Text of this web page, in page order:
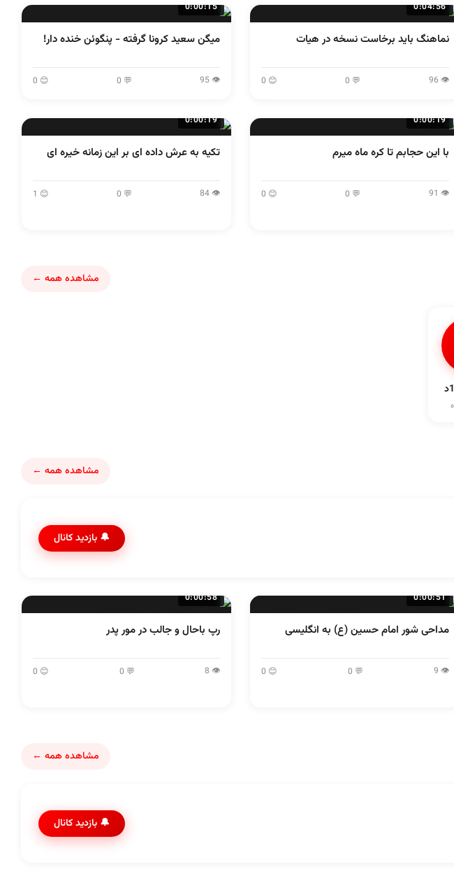
0:04:56
نماهنگ باید برخاست نسخه در هیات
👁 96
💬 0
😊 0
0:00:15
میگن سعید کرونا گرفته - پنگوئن خنده دار!
👁 95
💬 0
😊 0
0:00:19
با این حجابم تا کره ماه میرم
👁 91
💬 0
😊 0
0:00:19
تکیه به عرش داده ای بر این زمانه خیره ای
👁 84
💬 0
😊 1
مشاهده همه ←
مشاهده همه ←
🔔 بازدید کانال
0:00:51
مداحی شور امام حسین (ع) به انگلیسی
👁 9
💬 0
😊 0
0:00:58
رپ باحال و جالب در مور پدر
👁 8
💬 0
😊 0
مشاهده همه ←
🔔 بازدید کانال